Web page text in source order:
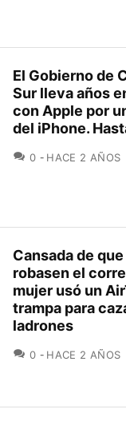
El Gobierno de
Sur lleva años
con Apple por
del iPhone.
0 COMENTARIOS
HACE 2 AÑOS
Cansada de que
robasen el
mujer usó un
trampa para
ladrones
0 COMENTARIOS
HACE 2 AÑOS